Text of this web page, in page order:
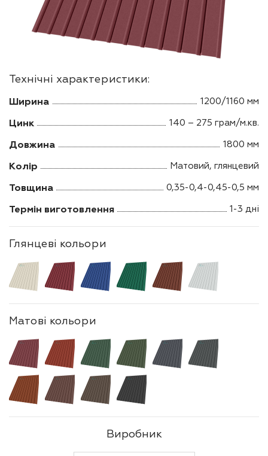
Технічні характеристики:
Ширина 1200/1160 мм
Цинк 140 – 275 грам/м.кв.
Довжина 1800 мм
Колір Матовий, глянцевий
Товщина 0,35-0,4-0,45-0,5 мм
Термін виготовлення 1-3 дні
Глянцеві кольори
Матові кольори
Виробник